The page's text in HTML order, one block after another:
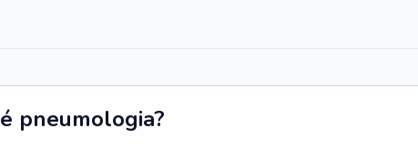
pneumologia?